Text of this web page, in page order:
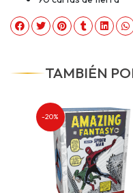
TAMBIÉN
-20%